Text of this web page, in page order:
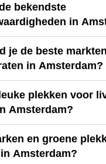
bekendste
in
je de beste
in Amsterdam?
plekken voor
Amsterdam?
en groene
Amsterdam?